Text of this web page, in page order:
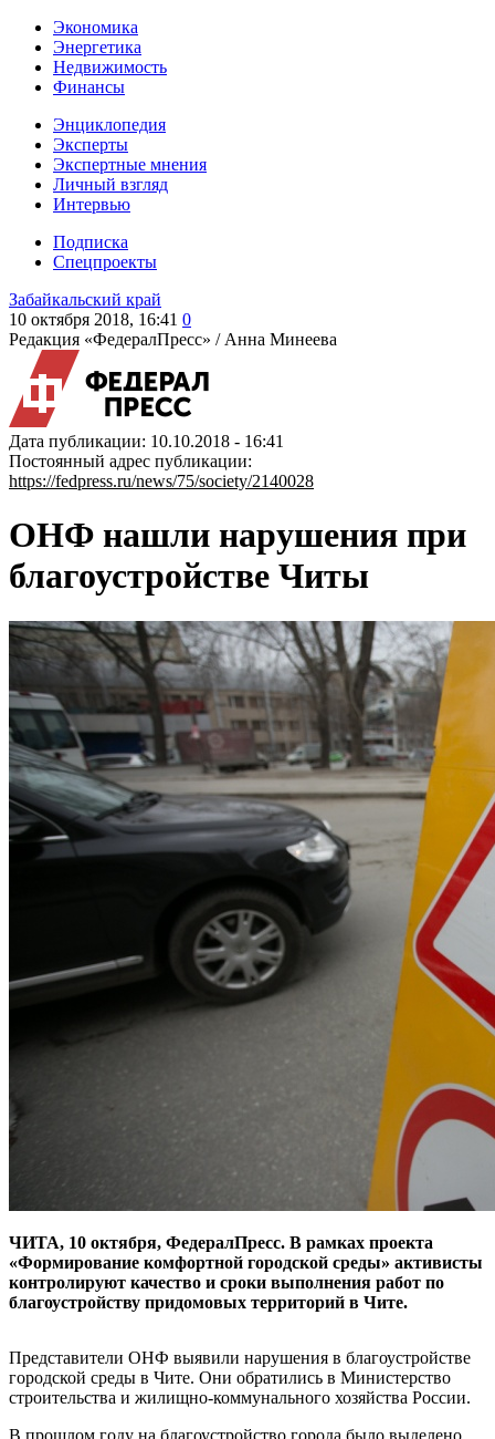
Экономика
Энергетика
Недвижимость
Финансы
Энциклопедия
Эксперты
Экспертные мнения
Личный взгляд
Интервью
Подписка
Спецпроекты
Забайкальский край
10 октября 2018, 16:41 0
Редакция «ФедералПресс» / Анна Минеева
Дата публикации: 10.10.2018 - 16:41
Постоянный адрес публикации:
https://fedpress.ru/news/75/society/2140028
ОНФ нашли нарушения при
благоустройстве Читы
ЧИТА, 10 октября, ФедералПресс. В рамках проекта
«Формирование комфортной городской среды» активисты
контролируют качество и сроки выполнения работ по
благоустройству придомовых территорий в Чите.
Представители ОНФ выявили нарушения в благоустройстве
городской среды в Чите. Они обратились в Министерство
строительства и жилищно-коммунального хозяйства России.
В прошлом году на благоустройство города было выделено